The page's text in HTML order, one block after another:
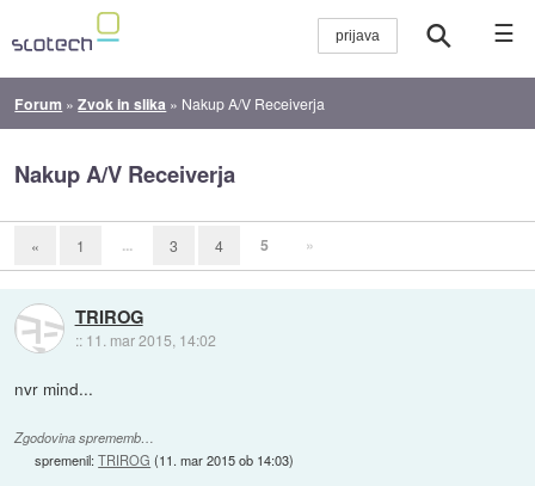
☰
Forum »Zvok in slika » Nakup A/V Receiverja
Nakup A/V Receiverja
« 1 ... 3 4 5 »
TRIROG
:: 11. mar 2015, 14:02
nvr mind...
Zgodovina sprememb…
spremenil:TRIROG (11. mar 2015 ob 14:03)